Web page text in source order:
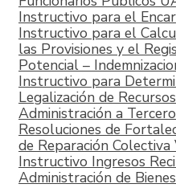
Instructivo para el
Instructivo para el
las Provisiones y el
Potencial –
Instructivo para
Legalización de
Administración a
Resoluciones de
de Reparación Colectiva
Instructivo Ingresos
Administración de